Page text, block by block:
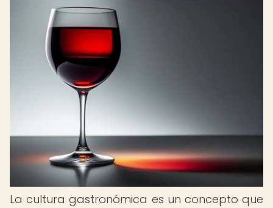
La cultura gastronómica es un concepto que